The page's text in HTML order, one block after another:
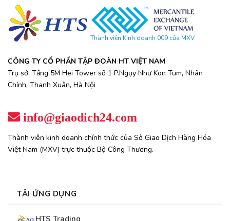
Thành viên Kinh doanh 009 của MXV
CÔNG TY CỔ PHẦN TẬP ĐOÀN HT VIỆT NAM
Trụ sở: Tầng 5M Hei Tower số 1 P.Ngụy Như Kon Tum, Nhân
Chính, Thanh Xuân, Hà Nội
info@giaodich24.com
Thành viên kinh doanh chính thức của Sở Giao Dịch Hàng Hóa
Việt Nam (MXV) trực thuộc Bộ Công Thương.
TẢI ỨNG DỤNG